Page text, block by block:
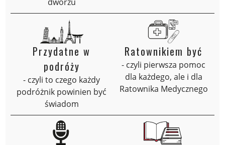
Przydatne w
podróży
- czyli to czego każdy
podróżnik powinien być
świadom
Ratownikiem być
- czyli pierwsza pomoc
dla każdego, ale i dla
Ratownika Medycznego